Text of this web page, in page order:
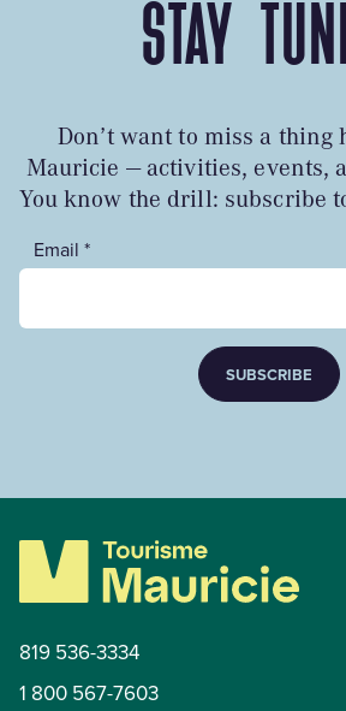
STAY
Don’t want to miss a thing
Mauricie — activities, events,
You know the drill: subscribe
Email *
SUBSCRIBE
819 536-3334
1 800 567-7603